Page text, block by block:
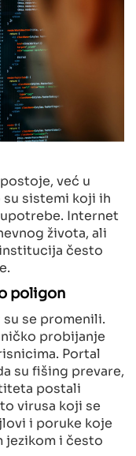
već u
sistemi koji ih
Internet
života, ali
često
poligon
se promenili.
probijanje
Portal
su fišing prevare,
postali
virusa koji se
i poruke koje
jezikom i često